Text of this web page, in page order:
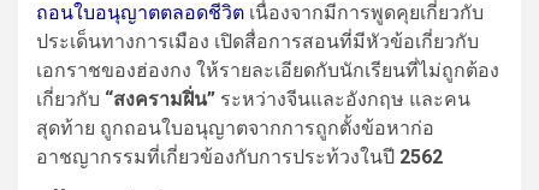
ถอนใบอนุญาตตลอดชีวิต เนื่องจากมีการพูดคุยเกี่ยวกับ
ประเด็นทางการเมือง เปิดสื่อการสอนที่มีหัวข้อเกี่ยวกับ
เอกราชของฮ่องกง ให้รายละเอียดกับนักเรียนที่ไม่ถูกต้อง
เกี่ยวกับ “สงครามฝิ่น” ระหว่างจีนและอังกฤษ และคน
สุดท้าย ถูกถอนใบอนุญาตจากการถูกตั้งข้อหาก่อ
อาชญากรรมที่เกี่ยวข้องกับการประท้วงในปี 2562